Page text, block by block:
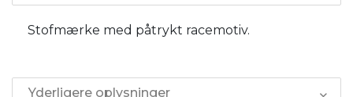
Stofmærke med påtrykt racemotiv.
Yderligere oplysninger